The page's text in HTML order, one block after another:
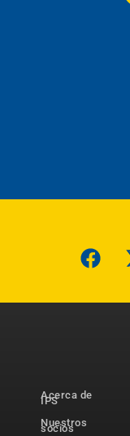
Acerca de
IPS
Nuestros
socios